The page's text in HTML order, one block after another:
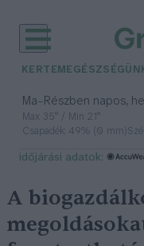
KERTEM
Ma– Részben napos,
Max 35° / Min 21°
Csapadék: 49% (0 mm)
időjárási adatok:
A